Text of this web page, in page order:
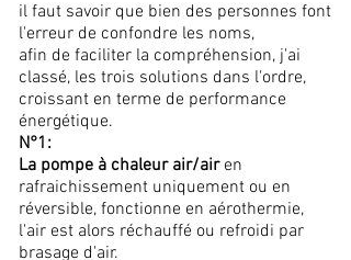
il faut savoir que bien des personnes font
l'erreur de confondre les noms,
afin de faciliter la compréhension, j'ai
classé, les trois solutions dans l'ordre,
croissant en terme de performance
énergétique.
N°1:
La pompe à chaleur air/air en
rafraichissement uniquement ou en
réversible, fonctionne en aérothermie,
l'air est alors réchauffé ou refroidi par
brasage d'air.